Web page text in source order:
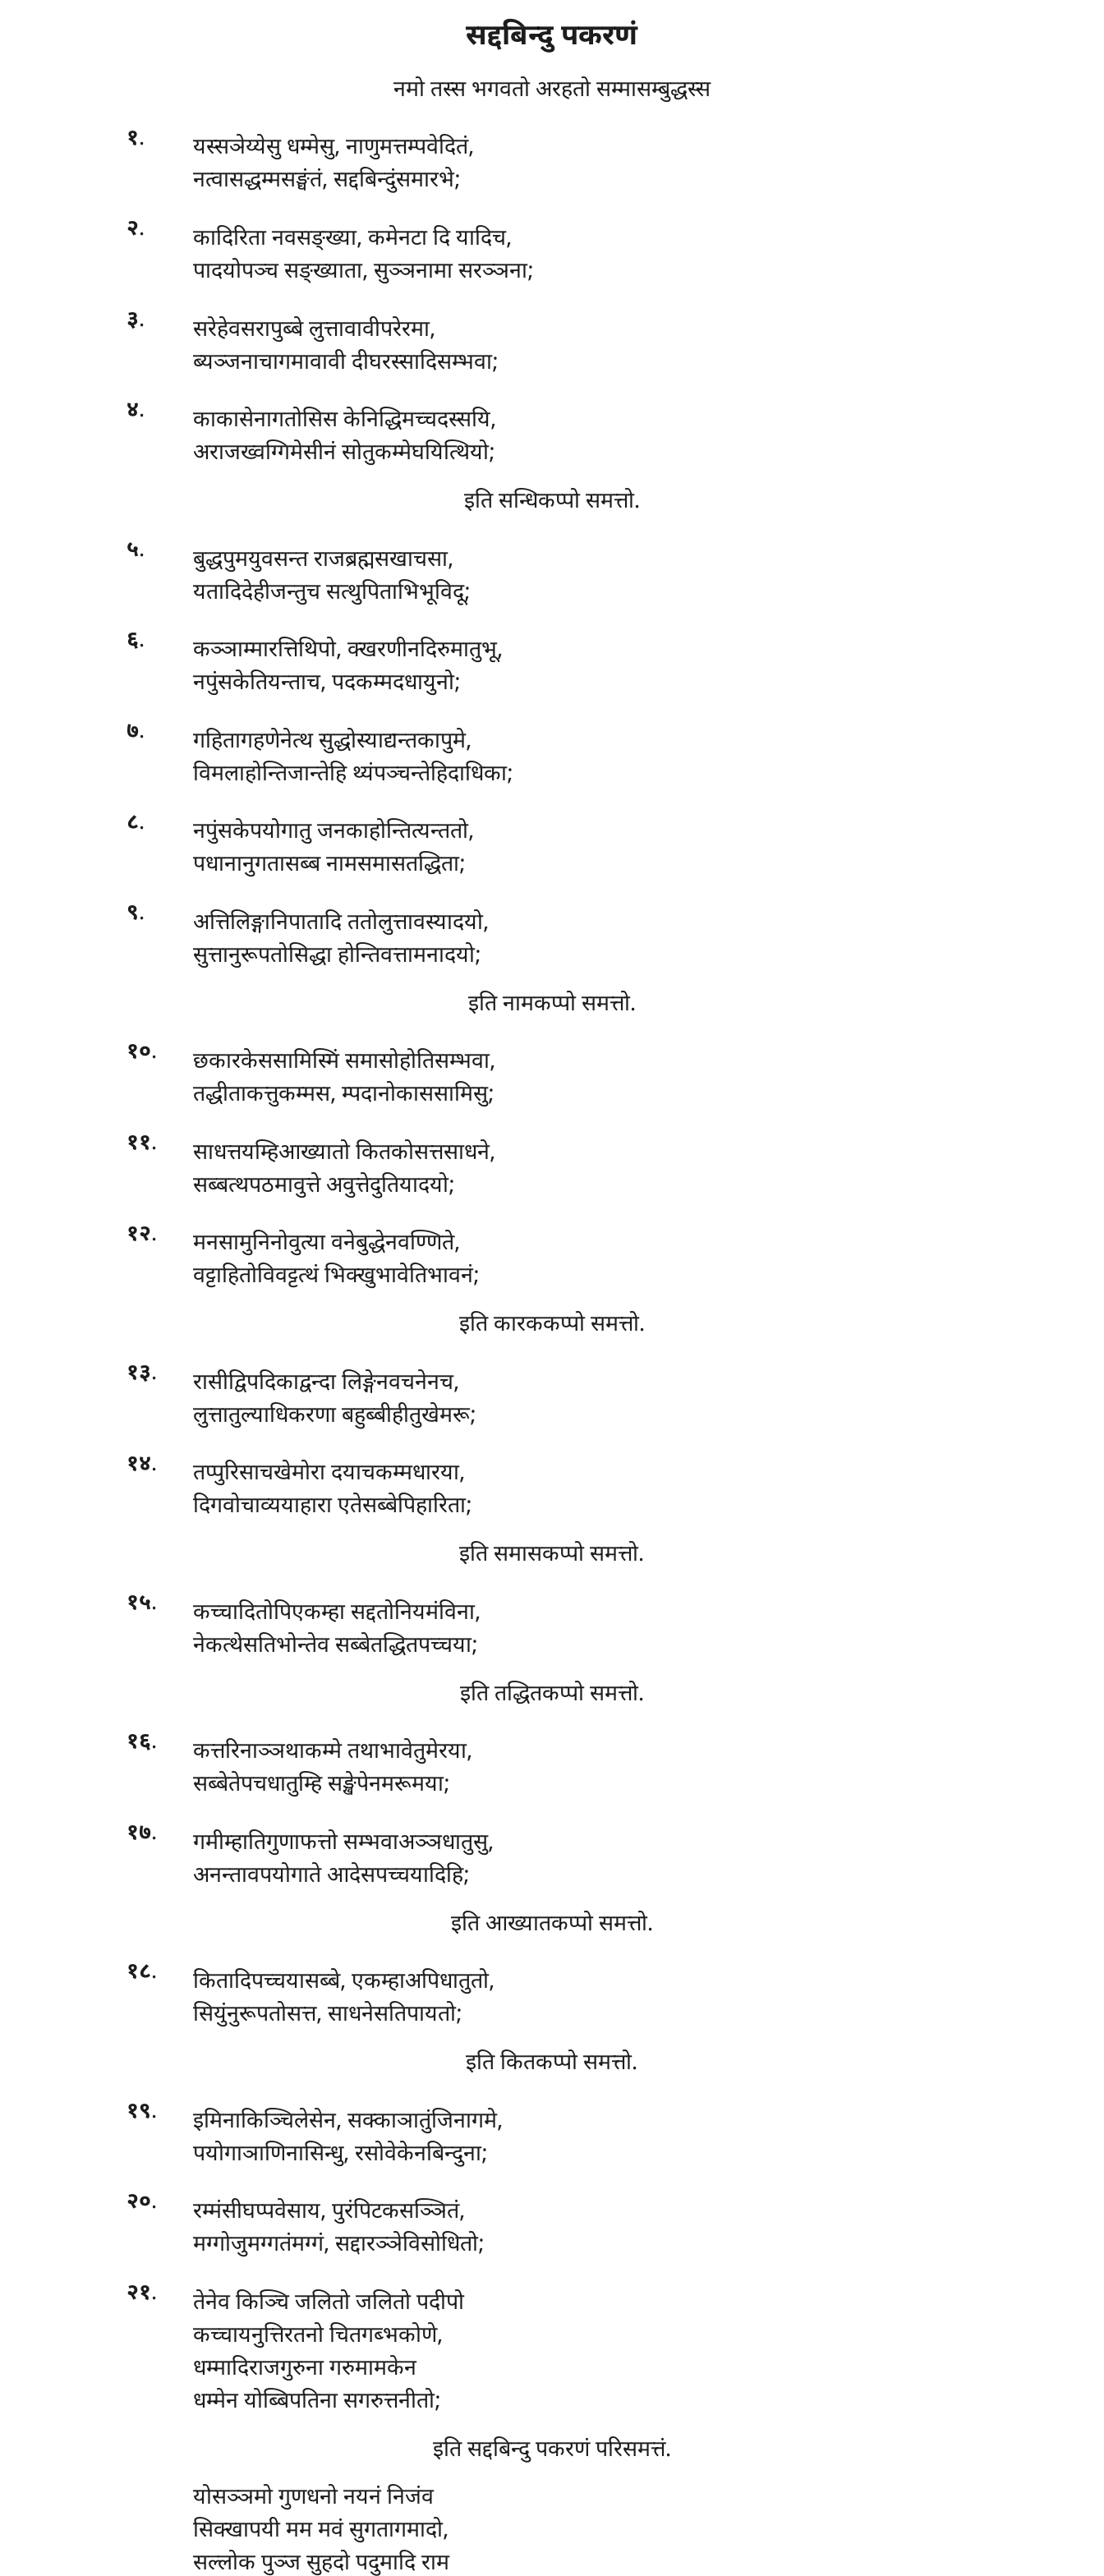
सद्दबिन्दुपकरणं
नमो तस्स भगवतो अरहतो सम्मासम्बुद्धस्स
१.
यस्सञेय्येसु धम्मेसु, नाणुमत्तम्पवेदितं,
नत्वासद्धम्मसङ्घंतं, सद्दबिन्दुंसमारभे;
२.
कादिरिता नवसङ्ख्या, कमेनटा दि यादिच,
पादयोपञ्च सङ्ख्याता, सुञ्ञनामा सरञ्ञना;
३.
सरेहेवसरापुब्बे लुत्तावावीपरेरमा,
ब्यञ्जनाचागमावावी दीघरस्सादिसम्भवा;
४.
काकासेनागतोसिस केनिद्धिमच्चदस्सयि,
अराजख्वग्गिमेसीनं सोतुकम्मेघयित्थियो;
इति सन्धिकप्पो समत्तो.
५.
बुद्धपुमयुवसन्त राजब्रह्मसखाचसा,
यतादिदेहीजन्तुच सत्थुपिताभिभूविदू;
६.
कञ्ञाम्मारत्तिथिपो, क्खरणीनदिरुमातुभू,
नपुंसकेतियन्ताच, पदकम्मदधायुनो;
७.
गहितागहणेनेत्थ सुद्धोस्याद्यन्तकापुमे,
विमलाहोन्तिजान्तेहि थ्यंपञ्चन्तेहिदाधिका;
८.
नपुंसकेपयोगातु जनकाहोन्तित्यन्ततो,
पधानानुगतासब्ब नामसमासतद्धिता;
९.
अत्तिलिङ्गानिपातादि ततोलुत्तावस्यादयो,
सुत्तानुरूपतोसिद्धा होन्तिवत्तामनादयो;
इति नामकप्पो समत्तो.
१०.
छकारकेससामिस्मिं समासोहोतिसम्भवा,
तद्धीताकत्तुकम्मस, म्पदानोकाससामिसु;
११.
साधत्तयम्हिआख्यातो कितकोसत्तसाधने,
सब्बत्थपठमावुत्ते अवुत्तेदुतियादयो;
१२.
मनसामुनिनोवुत्या वनेबुद्धेनवण्णिते,
वट्टाहितोविवट्टत्थं भिक्खुभावेतिभावनं;
इति कारककप्पो समत्तो.
१३.
रासीद्विपदिकाद्वन्दा लिङ्गेनवचनेनच,
लुत्तातुल्याधिकरणा बहुब्बीहीतुखेमरू;
१४.
तप्पुरिसाचखेमोरा दयाचकम्मधारया,
दिगवोचाव्ययाहारा एतेसब्बेपिहारिता;
इति समासकप्पो समत्तो.
१५.
कच्चादितोपिएकम्हा सद्दतोनियमंविना,
नेकत्थेसतिभोन्तेव सब्बेतद्धितपच्चया;
इति तद्धितकप्पो समत्तो.
१६.
कत्तरिनाञ्ञथाकम्मे तथाभावेतुमेरया,
सब्बेतेपचधातुम्हि सङ्खेपेनमरूमया;
१७.
गमीम्हातिगुणाफत्तो सम्भवाअञ्ञधातुसु,
अनन्तावपयोगाते आदेसपच्चयादिहि;
इति आख्यातकप्पो समत्तो.
१८.
कितादिपच्चयासब्बे, एकम्हाअपिधातुतो,
सियुंनुरूपतोसत्त, साधनेसतिपायतो;
इति कितकप्पो समत्तो.
१९.
इमिनाकिञ्चिलेसेन, सक्काञातुंजिनागमे,
पयोगाञाणिनासिन्धु, रसोवेकेनबिन्दुना;
२०.
रम्मंसीघप्पवेसाय, पुरंपिटकसञ्ञितं,
मग्गोजुमग्गतंमग्गं, सद्दारञ्ञेविसोधितो;
२१.
तेनेव किञ्चि जलितो जलितो पदीपो
कच्चायनुत्तिरतनो चितगब्भकोणे,
धम्मादिराजगुरुना गरुमामकेन
धम्मेन योब्बिपतिना सगरुत्तनीतो;
इति सद्दबिन्दु पकरणं परिसमत्तं.
योसञ्ञमो गुणधनो नयनं निजंव
सिक्खापयी मम मवं सुगतागमादो,
सल्लोक पुञ्ज सुहदो पदुमादि राम